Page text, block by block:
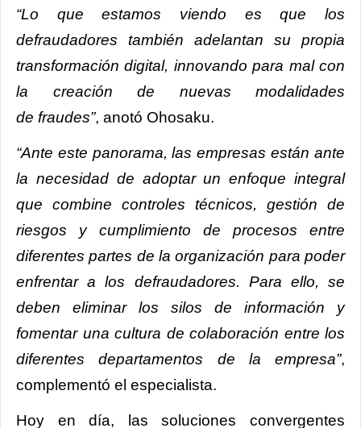
“Lo que estamos viendo es que los
defraudadores también adelantan su propia
transformación digital, innovando para mal con
la creación de nuevas modalidades
de fraudes”, anotó Ohosaku.
“Ante este panorama, las empresas están ante
la necesidad de adoptar un enfoque integral
que combine controles técnicos, gestión de
riesgos y cumplimiento de procesos entre
diferentes partes de la organización para poder
enfrentar a los defraudadores. Para ello, se
deben eliminar los silos de información y
fomentar una cultura de colaboración entre los
diferentes departamentos de la empresa”,
complementó el especialista.
Hoy en día, las soluciones convergentes